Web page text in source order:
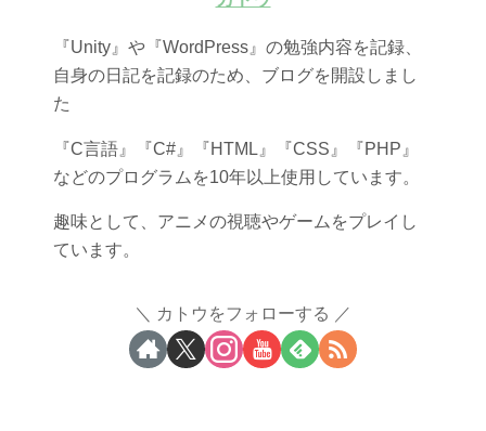
『Unity』や『WordPress』の勉強内容を記録、
自身の日記を記録のため、ブログを開設しまし
た
『C言語』『C#』『HTML』『CSS』『PHP』
などのプログラムを10年以上使用しています。
趣味として、アニメの視聴やゲームをプレイし
ています。
カトウをフォローする